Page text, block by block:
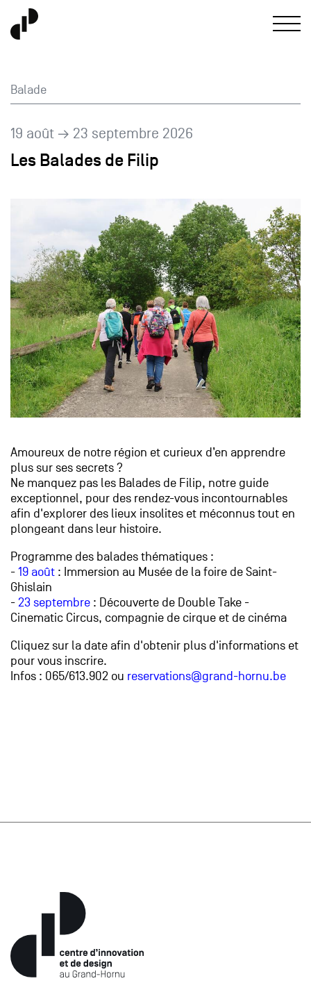
Balade
19 août → 23 septembre 2026
Les Balades de Filip
Amoureux de notre région et curieux d’en apprendre
plus sur ses secrets ?
Ne manquez pas les Balades de Filip, notre guide
exceptionnel, pour des rendez-vous incontournables
afin d'explorer des lieux insolites et méconnus tout en
plongeant dans leur histoire.
Programme des balades thématiques :
-19 août : Immersion au Musée de la foire de Saint-
Ghislain
-23 septembre : Découverte de Double Take -
Cinematic Circus, compagnie de cirque et de cinéma
Cliquez sur la date afin d'obtenir plus d'informations et
pour vous inscrire.
Infos : 065/613.902 ou reservations@grand-hornu.be